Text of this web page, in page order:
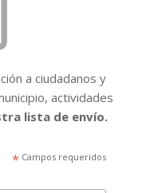
a ciudadanos y
actividades
lista de envío.
*Campos requeridos